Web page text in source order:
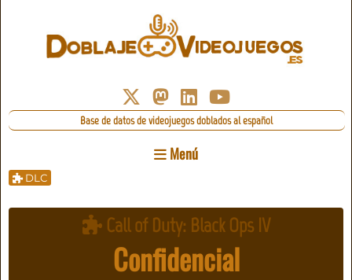
Base de datos de videojuegos doblados al español
Menú
DLC
Call of Duty: Black Ops IV
Confidencial